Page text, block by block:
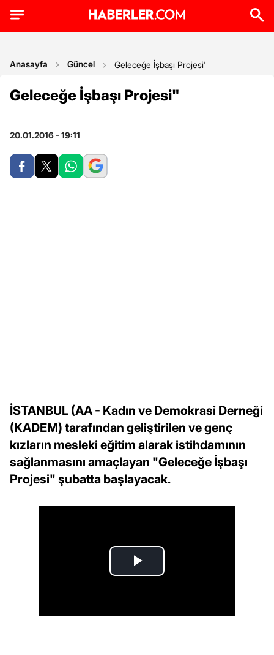
Anasayfa Güncel Geleceğe İşbaşı Projesi'
Geleceğe İşbaşı Projesi"
20.01.2016 - 19:11
İSTANBUL (AA - Kadın ve Demokrasi Derneği
(KADEM) tarafından geliştirilen ve genç
kızların mesleki eğitim alarak istihdamının
sağlanmasını amaçlayan "Geleceğe İşbaşı
Projesi" şubatta başlayacak.